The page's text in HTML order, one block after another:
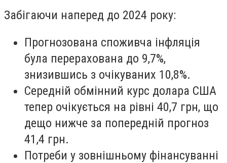
Забігаючи наперед до 2024 року:
Прогнозована споживча інфляція
була перерахована до 9,7%,
знизившись з очікуваних 10,8%.
Середній обмінний курс долара США
тепер очікується на рівні 40,7 грн, що
дещо нижче за попередній прогноз
41,4 грн.
Потреби у зовнішньому фінансуванні